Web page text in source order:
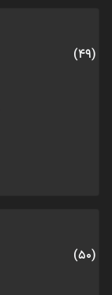
(49)
(50)